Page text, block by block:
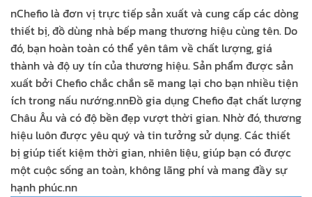
nChefio là đơn vị trực tiếp sản xuất và cung cấp các dòng
thiết bị, đồ dùng nhà bếp mang thương hiệu cùng tên. Do
đó, bạn hoàn toàn có thể yên tâm về chất lượng, giá
thành và độ uy tín của thương hiệu. Sản phẩm được sản
xuất bởi Chefio chắc chắn sẽ mang lại cho bạn nhiều tiện
ích trong nấu nướng.nnĐồ gia dụng Chefio đạt chất lượng
Châu Âu và có độ bền đẹp vượt thời gian. Nhờ đó, thương
hiệu luôn được yêu quý và tin tưởng sử dụng. Các thiết
bị giúp tiết kiệm thời gian, nhiên liệu, giúp bạn có được
một cuộc sống an toàn, không lãng phí và mang đầy sự
hạnh phúc.nn